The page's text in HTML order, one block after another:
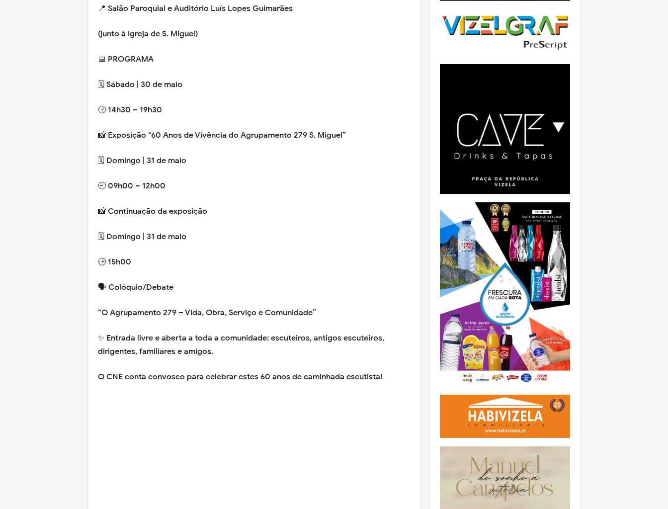
📍 Salão Paroquial e Auditório Luís Lopes Guimarães
(junto à Igreja de S. Miguel)
📅 PROGRAMA
🗓️ Sábado | 30 de maio
🕝 14h30 – 19h30
📸 Exposição “60 Anos de Vivência do Agrupamento 279 S. Miguel”
🗓️ Domingo | 31 de maio
🕘 09h00 – 12h00
📸 Continuação da exposição
🗓️ Domingo | 31 de maio
🕒 15h00
🗣️ Colóquio/Debate
“O Agrupamento 279 – Vida, Obra, Serviço e Comunidade”
✨ Entrada livre e aberta a toda a comunidade: escuteiros, antigos escuteiros,
dirigentes, familiares e amigos.
O CNE conta convosco para celebrar estes 60 anos de caminhada escutista!